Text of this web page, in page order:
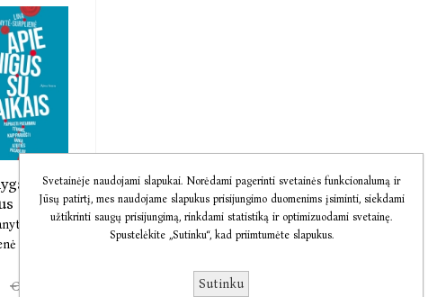
Apie
su ...
€12,30
Svetainėje naudojami slapukai. Norėdami pagerinti svetainės funkcionalumą ir
Jūsų patirtį, mes naudojame slapukus prisijungimo duomenims įsiminti, siekdami
užtikrinti saugų prisijungimą, rinkdami statistiką ir optimizuodami svetainę.
Spustelėkite „Sutinku“, kad priimtumėte slapukus.
Sutinku